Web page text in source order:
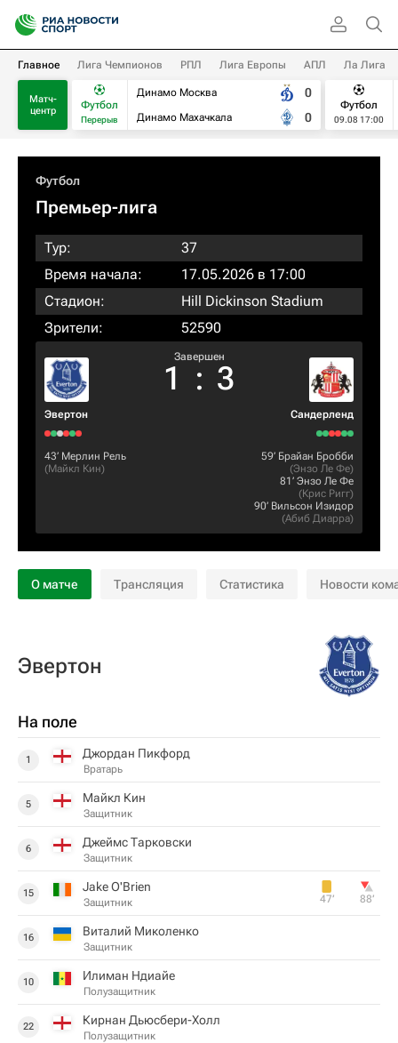
Главное Лига Чемпионов РПЛ Лига Европы АПЛ Ла Лига
Матч-
центр
Футбол
Перерыв
Динамо Москва
Динамо Махачкала
0
0
Футбол
09.08 17:00
Футбол
Премьер-лига
Тур:
37
Время начала:
17.05.2026 в 17:00
Стадион:
Hill Dickinson Stadium
Зрители:
52590
Эвертон
Завершен
1 : 3
Сандерленд
43‎’‎ Мерлин Рель
(Майкл Кин)
59‎’‎ Брайан Бробби
(Энзо Ле Фе)
81‎’‎ Энзо Ле Фе
(Крис Ригг)
90‎’‎ Вильсон Изидор
(Абиб Диарра)
О матче Трансляция Статистика Новости
Эвертон
На поле
1 Джордан Пикфорд
Вратарь
5 Майкл Кин
Защитник
6 Джеймс Тарковски
Защитник
15 Jake O'Brien
Защитник 47‎’‎ 88‎’‎
16 Виталий Миколенко
Защитник
10 Илиман Ндиайе
Полузащитник
22 Кирнан Дьюсбери-Холл
Полузащитник